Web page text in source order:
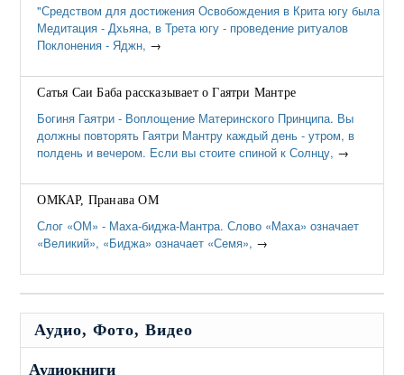
"Средством для достижения Освобождения в Крита югу была
Медитация - Дхьяна, в Трета югу - проведение ритуалов
Поклонения - Яджн, →
Сатья Саи Баба рассказывает о Гаятри Мантре
Богиня Гаятри - Воплощение Материнского Принципа. Вы
должны повторять Гаятри Мантру каждый день - утром, в
полдень и вечером. Если вы стоите спиной к Солнцу, →
ОМКАР, Пранава ОМ
Слог «ОМ» - Маха-биджа-Мантра. Слово «Маха» означает
«Великий», «Биджа» означает «Семя», →
Аудио, Фото, Видео
Аудиокниги